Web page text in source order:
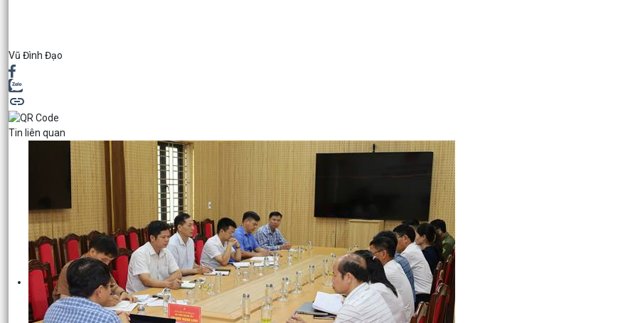
Vũ Đình Đạo
Tin liên quan